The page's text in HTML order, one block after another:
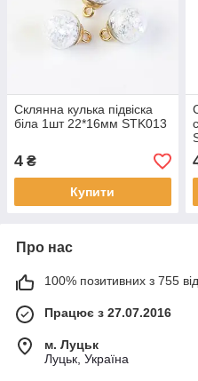
Склянна кулька підвіска
біла 1шт 22*16мм STK013
4 ₴
Купити
Про нас
100% позитивних з 755
Працює з 27.07.2016
м. Луцьк
Луцьк, Україна